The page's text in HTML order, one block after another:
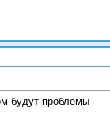
будут проблемы